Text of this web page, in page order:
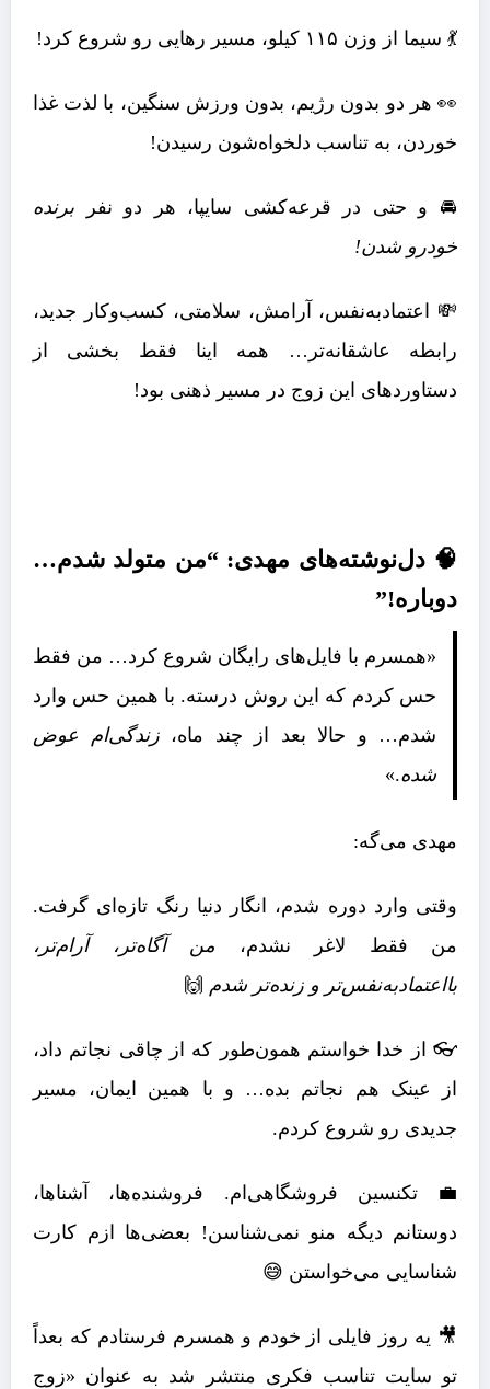
💃 سیما از وزن ۱۱۵ کیلو، مسیر رهایی رو شروع کرد!
👀 هر دو بدون رژیم، بدون ورزش سنگین، با لذت غذا
خوردن، به تناسب دلخواه‌شون رسیدن!
🚘 و حتی در قرعه‌کشی سایپا، هر دو نفر برنده
خودرو شدن!
💸 اعتمادبه‌نفس، آرامش، سلامتی، کسب‌وکار جدید،
رابطه عاشقانه‌تر… همه اینا فقط بخشی از
دستاوردهای این زوج در مسیر ذهنی بود!
🧠 دل‌نوشته‌های مهدی: “من متولد شدم…
دوباره!”
«همسرم با فایل‌های رایگان شروع کرد… من فقط
حس کردم که این روش درسته. با همین حس وارد
شدم… و حالا بعد از چند ماه،زندگی‌ام عوض
شده.»
مهدی می‌گه:
وقتی وارد دوره شدم، انگار دنیا رنگ تازه‌ای گرفت.
من فقط لاغر نشدم، من آگاه‌تر، آرام‌تر،
بااعتمادبه‌نفس‌تر و زنده‌تر شدم 🙌
👓 از خدا خواستم همون‌طور که از چاقی نجاتم داد،
از عینک هم نجاتم بده… و با همین ایمان، مسیر
جدیدی رو شروع کردم.
💼 تکنسین فروشگاهی‌ام. فروشنده‌ها، آشناها،
دوستانم دیگه منو نمی‌شناسن! بعضی‌ها ازم کارت
شناسایی می‌خواستن 😅
🎥 یه روز فایلی از خودم و همسرم فرستادم که بعداً
تو سایت تناسب فکری منتشر شد به عنوان «زوج